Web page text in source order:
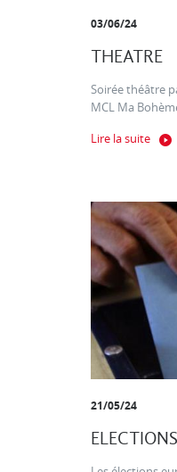
03/06/24
THEATRE
Soirée théâtre
MCL Ma
Lire la suite
21/05/24